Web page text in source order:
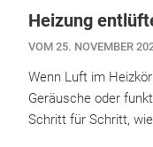
Heizung
VOM 25. NOVEMBER
Wenn Luft im
Geräusche oder
Schritt für Schritt,